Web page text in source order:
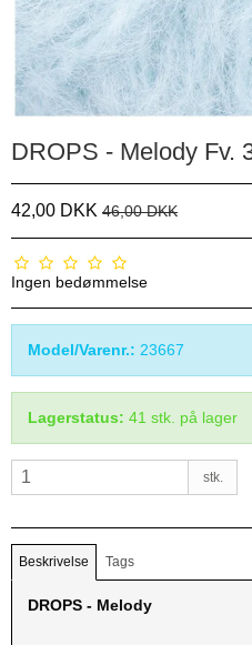
DROPS - Melody Fv.
42,00 DKK 46,00 DKK
Ingen bedømmelse
Model/Varenr.: 23667
Lagerstatus: 41 stk. på lager
stk.
Beskrivelse Tags
DROPS - Melody